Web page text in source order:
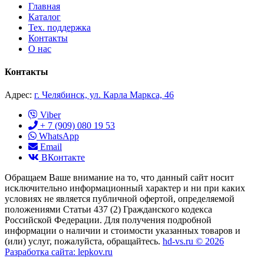
Главная
Каталог
Тех. поддержка
Контакты
О нас
Контакты
Адрес: г. Челябинск, ул. Карла Маркса, 46
Viber
+ 7 (909) 080 19 53
WhatsApp
Email
ВКонтакте
Обращаем Ваше внимание на то, что данный сайт носит
исключительно информационный характер и ни при каких
условиях не является публичной офертой, определяемой
положениями Статьи 437 (2) Гражданского кодекса
Российской Федерации. Для получения подробной
информации о наличии и стоимости указанных товаров и
(или) услуг, пожалуйста, обращайтесь. hd-vs.ru © 2026
Разработка сайта: lepkov.ru